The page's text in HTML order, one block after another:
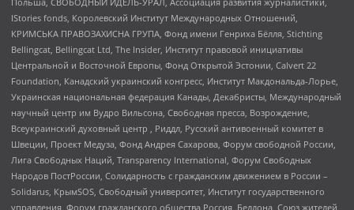
IStories fonds, Королевский Институт Международных Отношений,
КРИМСЬКА ПРАВОЗАХИСНА ГРУПА, Фонд имени Генриха Бёлля, Stichting
Bellingcat, Bellingcat Ltd, The Insider, Институт правовой инициативы
Центральной и Восточной Европы, Фонд Открытой Эстонии, Calvert 22
Foundation, Канадский украинский конгресс, Институт Макдональда-Лорье,
Украинская национальная федерация Канады, Декабристы, Международный
научный центр им Вудро Вильсона, Свободная пресса, Возрождение,
Всеукраинский духовный центр , Риддл, Русский антивоенный комитет в
Швеции, Проект Медуза, Фонд Андрея Сахарова, Форум свободной России,
Лига Свободных Наций, Transparеncy International, Форум Свободных
Народов ПостРоссии, Солидарность с гражданским движением в России –
Solidarus, КрымSOS, Свободный университет, Институт государственного
управления, Форум гражданского общества Россия, Беллона, Союз жителей